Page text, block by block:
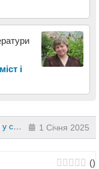
і
2 клас
1 Січня 2025
()